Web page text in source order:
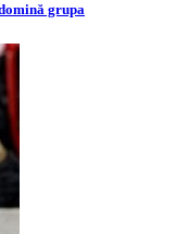
grupa